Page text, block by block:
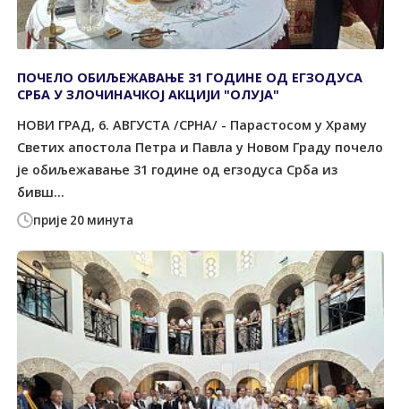
прије 20 минута
ПОЧЕЛО ОБИЉЕЖАВАЊЕ 31 ГОДИНЕ ОД ЕГЗОДУСА
СРБА У ЗЛОЧИНАЧКОЈ АКЦИЈИ "ОЛУЈА"
НОВИ ГРАД, 6. АВГУСТА /СРНА/ - Парастосом у Храму
Светих апостола Петра и Павла у Новом Граду почело
је обиљежавање 31 године од егзодуса Срба из
бивш...